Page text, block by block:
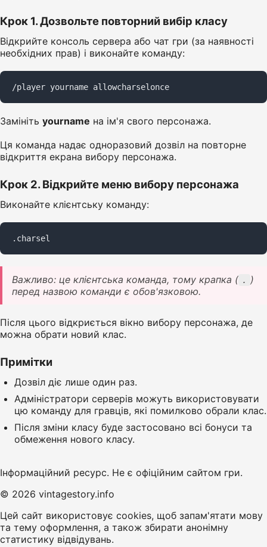
Крок 1. Дозвольте повторний вибір класу
Відкрийте консоль сервера або чат гри (за наявності
необхідних прав) і виконайте команду:
/player yourname allowcharselonce
Замініть yourname на ім'я свого персонажа.
Ця команда надає одноразовий дозвіл на повторне
відкриття екрана вибору персонажа.
Крок 2. Відкрийте меню вибору персонажа
Виконайте клієнтську команду:
.charsel
Важливо: це клієнтська команда, тому крапка ( .
)
перед назвою команди є обов'язковою.
Після цього відкриється вікно вибору персонажа, де
можна обрати новий клас.
Примітки
Дозвіл діє лише один раз.
Адміністратори серверів можуть використовувати
цю команду для гравців, які помилково обрали клас.
Після зміни класу буде застосовано всі бонуси та
обмеження нового класу.
Інформаційний ресурс. Не є офіційним сайтом гри.
© 2026 vintagestory.info
Цей сайт використовує cookies, щоб запам'ятати мову
та тему оформлення, а також збирати анонімну
статистику відвідувань.